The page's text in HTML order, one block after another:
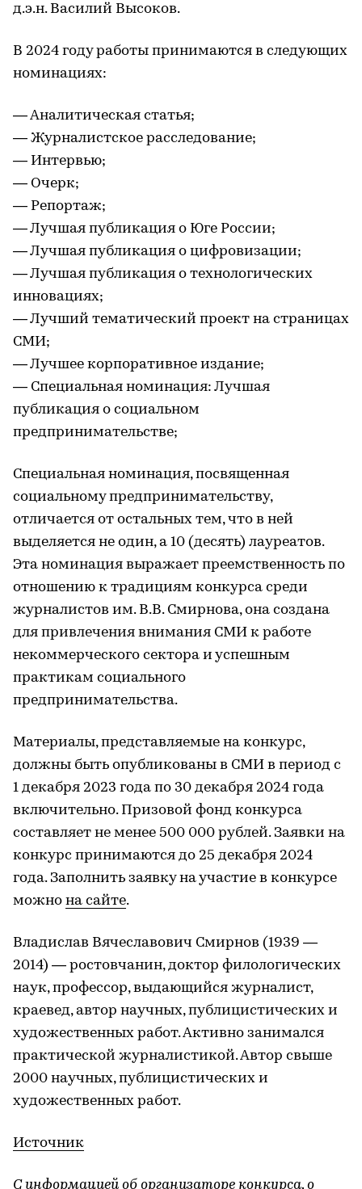
д.э.н. Василий Высоков.
В 2024 году работы принимаются в следующих
номинациях:
— Аналитическая статья;
— Журналистское расследование;
— Интервью;
— Очерк;
— Репортаж;
— Лучшая публикация о Юге России;
— Лучшая публикация о цифровизации;
— Лучшая публикация о технологических
инновациях;
— Лучший тематический проект на страницах
СМИ;
— Лучшее корпоративное издание;
— Специальная номинация: Лучшая
публикация о социальном
предпринимательстве;
Специальная номинация, посвященная
социальному предпринимательству,
отличается от остальных тем, что в ней
выделяется не один, а 10 (десять) лауреатов.
Эта номинация выражает преемственность по
отношению к традициям конкурса среди
журналистов им. В.В. Смирнова, она создана
для привлечения внимания СМИ к работе
некоммерческого сектора и успешным
практикам социального
предпринимательства.
Материалы, представляемые на конкурс,
должны быть опубликованы в СМИ в период с
1 декабря 2023 года по 30 декабря 2024 года
включительно. Призовой фонд конкурса
составляет не менее 500 000 рублей. Заявки на
конкурс принимаются до 25 декабря 2024
года. Заполнить заявку на участие в конкурсе
можно на сайте.
Владислав Вячеславович Смирнов (1939 —
2014) — ростовчанин, доктор филологических
наук, профессор, выдающийся журналист,
краевед, автор научных, публицистических и
художественных работ. Активно занимался
практической журналистикой. Автор свыше
2000 научных, публицистических и
художественных работ.
Источник
С информацией об организаторе конкурса, о